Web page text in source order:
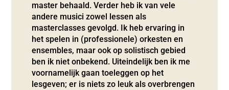
master behaald. Verder heb ik van vele
andere musici zowel lessen als
masterclasses gevolgd. Ik heb ervaring in
het spelen in (professionele) orkesten en
ensembles, maar ook op solistisch gebied
ben ik niet onbekend. Uiteindelijk ben ik me
voornamelijk gaan toeleggen op het
lesgeven; er is niets zo leuk als overbrengen